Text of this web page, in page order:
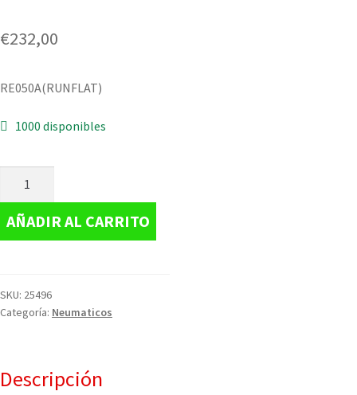
€232,00
RE050A(RUNFLAT)
1000 disponibles
AÑADIR AL CARRITO
SKU: 25496
Categoría: Neumaticos
Descripción